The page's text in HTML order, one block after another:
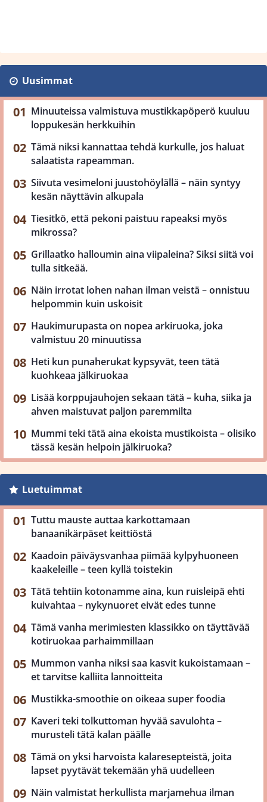
Uusimmat
Minuuteissa valmistuva mustikkapöperö kuuluu
loppukesän herkkuihin
Tämä niksi kannattaa tehdä kurkulle, jos haluat
salaatista rapeamman.
Siivuta vesimeloni juustohöylällä – näin syntyy
kesän näyttävin alkupala
Tiesitkö, että pekoni paistuu rapeaksi myös
mikrossa?
Grillaatko halloumin aina viipaleina? Siksi siitä voi
tulla sitkeää.
Näin irrotat lohen nahan ilman veistä – onnistuu
helpommin kuin uskoisit
Haukimurupasta on nopea arkiruoka, joka
valmistuu 20 minuutissa
Heti kun punaherukat kypsyvät, teen tätä
kuohkeaa jälkiruokaa
Lisää korppujauhojen sekaan tätä – kuha, siika ja
ahven maistuvat paljon paremmilta
Mummi teki tätä aina ekoista mustikoista – olisiko
tässä kesän helpoin jälkiruoka?
Luetuimmat
Tuttu mauste auttaa karkottamaan
banaanikärpäset keittiöstä
Kaadoin päiväysvanhaa piimää kylpyhuoneen
kaakeleille – teen kyllä toistekin
Tätä tehtiin kotonamme aina, kun ruisleipä ehti
kuivahtaa – nykynuoret eivät edes tunne
Tämä vanha merimiesten klassikko on täyttävää
kotiruokaa parhaimmillaan
Mummon vanha niksi saa kasvit kukoistamaan –
et tarvitse kalliita lannoitteita
Mustikka-smoothie on oikeaa super foodia
Kaveri teki tolkuttoman hyvää savulohta –
murusteli tätä kalan päälle
Tämä on yksi harvoista kalaresepteistä, joita
lapset pyytävät tekemään yhä uudelleen
Näin valmistat herkullista marjamehua ilman